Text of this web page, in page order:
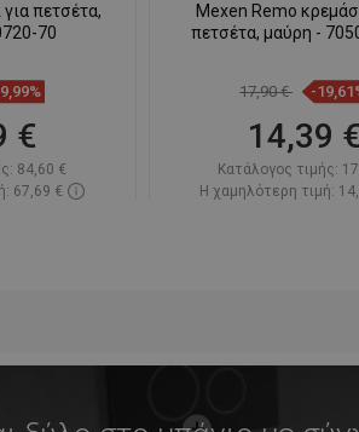
πετσέτα,
70
€
84,60 €
67,69 €
Mexen Remo
πετσέτα, μαύρη -
17,90 € -
14,39 €
Κατάλογος τιμής:
Η χαμηλότερη τιμή: